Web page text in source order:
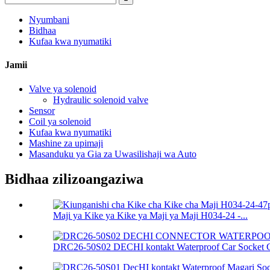
Nyumbani
Bidhaa
Kufaa kwa nyumatiki
Jamii
Valve ya solenoid
Hydraulic solenoid valve
Sensor
Coil ya solenoid
Kufaa kwa nyumatiki
Mashine za upimaji
Masanduku ya Gia za Uwasilishaji wa Auto
Bidhaa zilizoangaziwa
Maji ya Kike ya Kike ya Maji ya Maji H034-24 -...
DRC26-50S02 DECHI kontakt Waterproof Car Socket